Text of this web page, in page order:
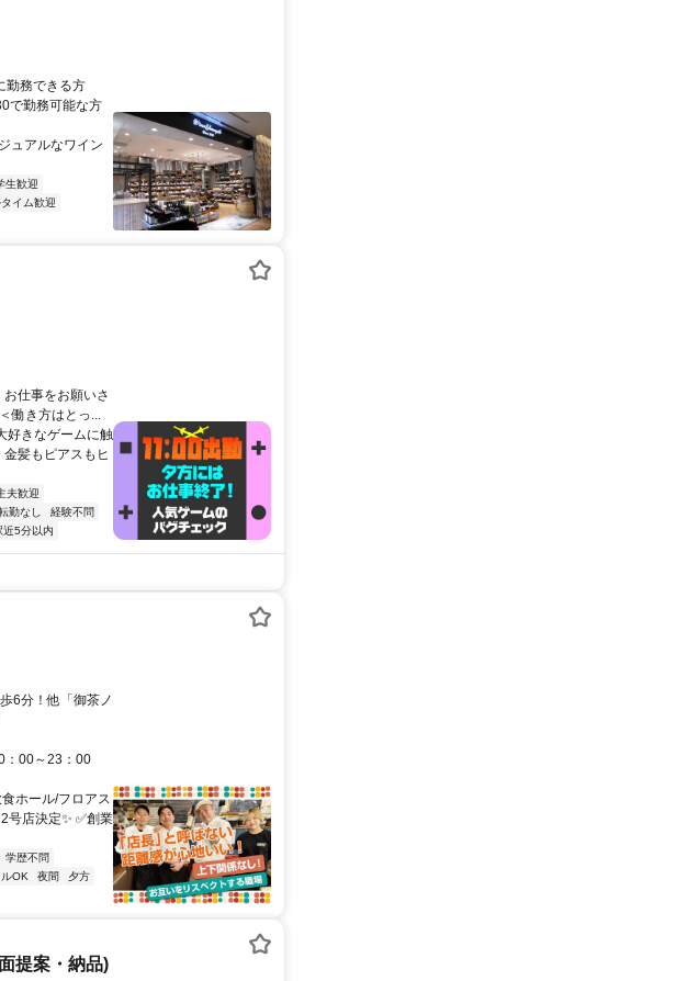
勤務できる方
で勤務可能な方
カジュアルなワイン
生歓迎
イム歓迎
仕事をお願いさ
働き方はとっ...
好きなゲームに触
髪もピアスもヒ
夫歓迎
勤なし
経験不問
近5分以内
6分！他「御茶ノ
：00～23：00
ホール/フロアス
号店決定✨ ✅創業
学歴不問
OK 夜間
夕方
提案・納品)